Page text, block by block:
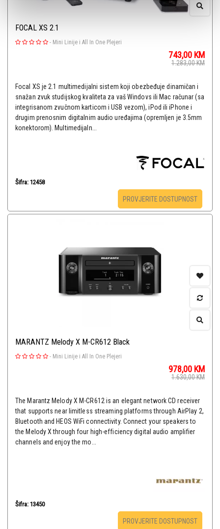
FOCAL XS 2.1
- Mini Linije i All In One Plejeri
743,00 KM
1.283,00KM
Focal XS je 2.1 multimedijalni sistem koji obezbeđuje dinamičan i
snažan zvuk studijskog kvaliteta za vaš Windovs ili Mac računar (sa
integrisanom zvučnom karticom i USB vezom), iPod ili iPhone i
drugim prenosnim digitalnim audio uređajima (opremljen je 3.5mm
konektorom). Multimedijaln...
Šifra: 12458
PROVJERITE DOSTUPNOST
MARANTZ Melody X M-CR612 Black
- Mini Linije i All In One Plejeri
978,00 KM
1.630,00KM
The Marantz Melody X M-CR612 is an elegant network CD receiver
that supports near limitless streaming platforms through AirPlay 2,
Bluetooth and HEOS WiFi connectivity. Connect your speakers to
the Melody X through four high-efficiency digital audio amplifier
channels and enjoy the mo...
Šifra: 13450
PROVJERITE DOSTUPNOST